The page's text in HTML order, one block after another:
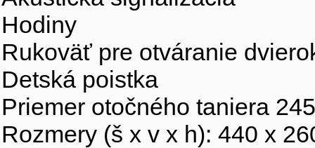
Hodiny
Rukoväť pre otváranie
Detská poistka
Priemer otočného taniera
Rozmery (š x v x h): 440 x